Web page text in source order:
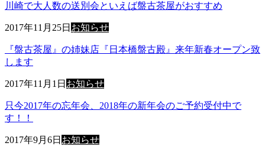
川崎で大人数の送別会といえば盤古茶屋がおすすめ
2017年11月25日 お知らせ
『盤古茶屋』の姉妹店『日本橋盤古殿』来年新春オープン致
します
2017年11月1日 お知らせ
只今2017年の忘年会、2018年の新年会のご予約受付中で
す！！
2017年9月6日 お知らせ